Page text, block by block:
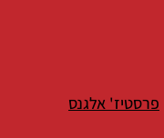
פרסטיז' אלגנס